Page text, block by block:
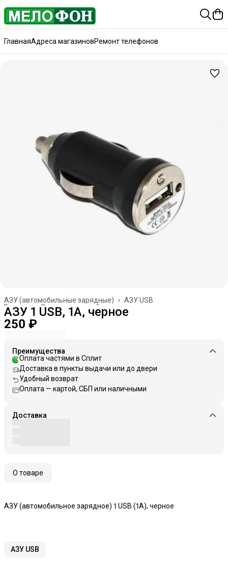
ГлавнаяАдреса магазиновРемонт телефонов
АЗУ USB
АЗУ (автомобильные зарядные)
›
Зарядные устройства
Главная
АЗУ 1 USB, 1A, черное
250 ₽
Преимущества
Оплата частями в Сплит
Доставка в пункты выдачи или до двери
Удобный возврат
Оплата — картой, СБП или наличными
Доставка
О товаре
АЗУ (автомобильное зарядное) 1 USB (1А), черное
АЗУ USB